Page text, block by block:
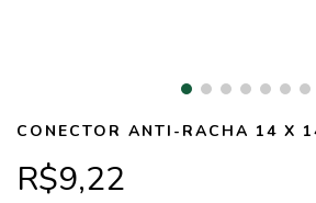
CONECTOR ANTI-RACHA 14 X
R$9,22